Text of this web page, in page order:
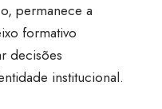
permanece a
formativo
decisões
institucional.